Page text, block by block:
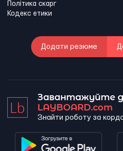
Політика скарг
Кодекс етики
Додати резюме
Завантажуйте
LAYBOARD.com
Знайти роботу за